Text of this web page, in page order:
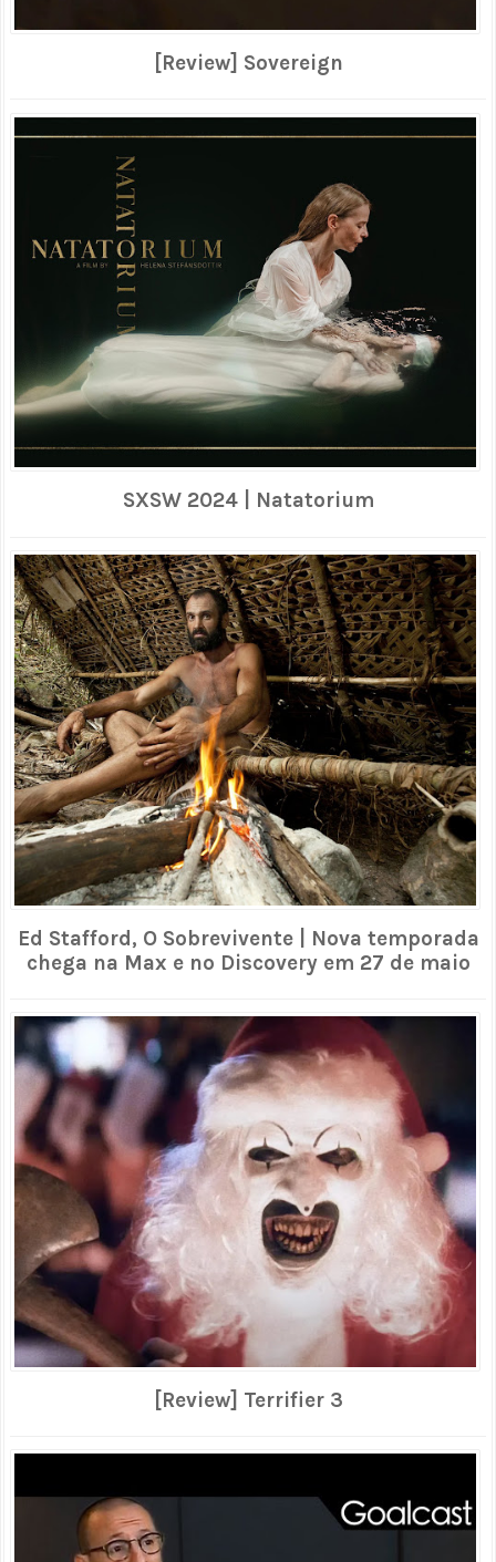
[Review] Sovereign
SXSW 2024 | Natatorium
Ed Stafford, O Sobrevivente | Nova temporada
chega na Max e no Discovery em 27 de maio
[Review] Terrifier 3